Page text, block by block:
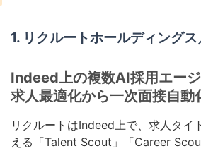
1. リクルートホールディング
Indeed上の複数AI採用エージ
求人最適化から一次面接自動
リクルートはIndeed上で、求人タイ
える「Talent Scout」「Career